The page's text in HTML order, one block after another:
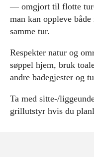
— omgjort til flotte
man kan oppleve
samme tur.
Respekter natur og
søppel hjem, bruk
andre badegjester og
Ta med sitte-/
grillutstyr hvis du